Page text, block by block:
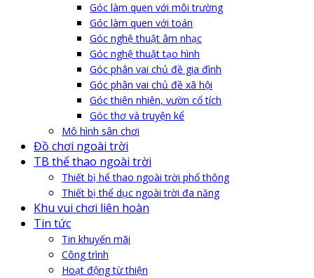
Góc làm quen với môi trường
Góc làm quen với toán
Góc nghệ thuật âm nhạc
Góc nghệ thuật tạo hình
Góc phân vai chủ đề gia đình
Góc phân vai chủ đề xã hội
Góc thiên nhiên, vườn cổ tích
Góc thơ và truyện kể
Mô hình sân chơi
Đồ chơi ngoài trời
TB thể thao ngoài trời
Thiết bị hể thao ngoài trời phổ thông
Thiết bị thể dục ngoài trời đa năng
Khu vui chơi liên hoàn
Tin tức
Tin khuyến mãi
Công trình
Hoạt động từ thiện